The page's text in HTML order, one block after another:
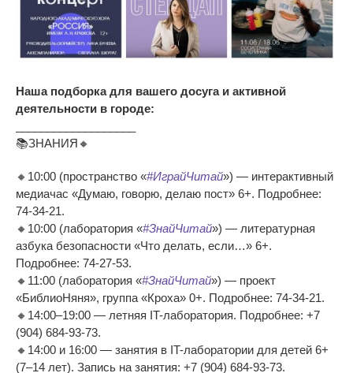
Наша подборка для вашего досуга и активной
деятельности в городе:
📚ЗНАНИЯ🔸
🔸10:00 (пространство «#ИграйЧитай») — интерактивный
медиачас «Думаю, говорю, делаю пост» 6+. Подробнее:
74-34-21.
🔸10:00 (лаборатория «#ЗнайЧитай») — литературная
азбука безопасности «Что делать, если…» 6+.
Подробнее: 74-27-53.
🔸11:00 (лаборатория «#ЗнайЧитай») — проект
«БиблиоНяня», группа «Кроха» 0+. Подробнее: 74-34-21.
🔸14:00–19:00 — летняя IT-лаборатория. Подробнее: +7
(904) 684-93-73.
🔸14:00 и 16:00 — занятия в IT-лаборатории для детей 6+
(7–14 лет). Запись на занятия: +7 (904) 684-93-73.